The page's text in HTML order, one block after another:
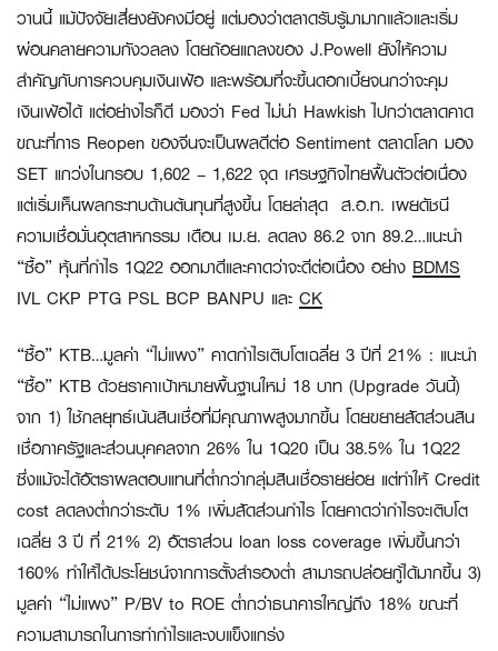
วานนี้ แม้ปัจจัยเสี่ยงยังคงมีอยู่ แต่มองว่าตลาดรับรู้มามากแล้วและเริ่ม
ผ่อนคลายความกังวลลง โดยถ้อยแถลงของ J.Powell ยังให้ความ
สำคัญกับการควบคุมเงินเฟ้อ และพร้อมที่จะขึ้นดอกเบี้ยจนกว่าจะคุม
เงินเฟ้อได้ แต่อย่างไรก็ดี มองว่า Fed ไม่น่า Hawkish ไปกว่าตลาดคาด
ขณะที่การ Reopen ของจีนจะเป็นผลดีต่อ Sentiment ตลาดโลก มอง
SET แกว่งในกรอบ 1,602 – 1,622 จุด เศรษฐกิจไทยฟื้นตัวต่อเนื่อง
แต่เริ่มเห็นผลกระทบด้านต้นทุนที่สูงขึ้น โดยล่าสุด ส.อ.ท. เผยดัชนี
ความเชื่อมั่นอุตสาหกรรม เดือน เม.ย. ลดลง 86.2 จาก 89.2…แนะนำ
“ซื้อ” หุ้นที่กำไร 1Q22 ออกมาดีและคาดว่าจะดีต่อเนื่อง อย่าง BDMS
IVL CKP PTG PSL BCP BANPU และ CK
“ซื้อ” KTB…มูลค่า “ไม่แพง” คาดกำไรเติบโตเฉลี่ย 3 ปีที่ 21% : แนะนำ
“ซื้อ” KTB ด้วยราคาเป้าหมายพื้นฐานใหม่ 18 บาท (Upgrade วันนี้)
จาก 1) ใช้กลยุทธ์เน้นสินเชื่อที่มีคุณภาพสูงมากขึ้น โดยขยายสัดส่วนสิน
เชื่อภาครัฐและส่วนบุคคลจาก 26% ใน 1Q20 เป็น 38.5% ใน 1Q22
ซึ่งแม้จะได้อัตราผลตอบแทนที่ต่ำกว่ากลุ่มสินเชื่อรายย่อย แต่ทำให้ Credit
cost ลดลงต่ำกว่าระดับ 1% เพิ่มสัดส่วนกำไร โดยคาดว่ากำไรจะเติบโต
เฉลี่ย 3 ปี ที่ 21% 2) อัตราส่วน loan loss coverage เพิ่มขึ้นกว่า
160% ทำให้ได้ประโยชน์จากการตั้งสำรองต่ำ สามารถปล่อยกู้ได้มากขึ้น 3)
มูลค่า “ไม่แพง” P/BV to ROE ต่ำกว่าธนาคารใหญ่ถึง 18% ขณะที่
ความสามารถในการทำกำไรและงบแข็งแกร่ง